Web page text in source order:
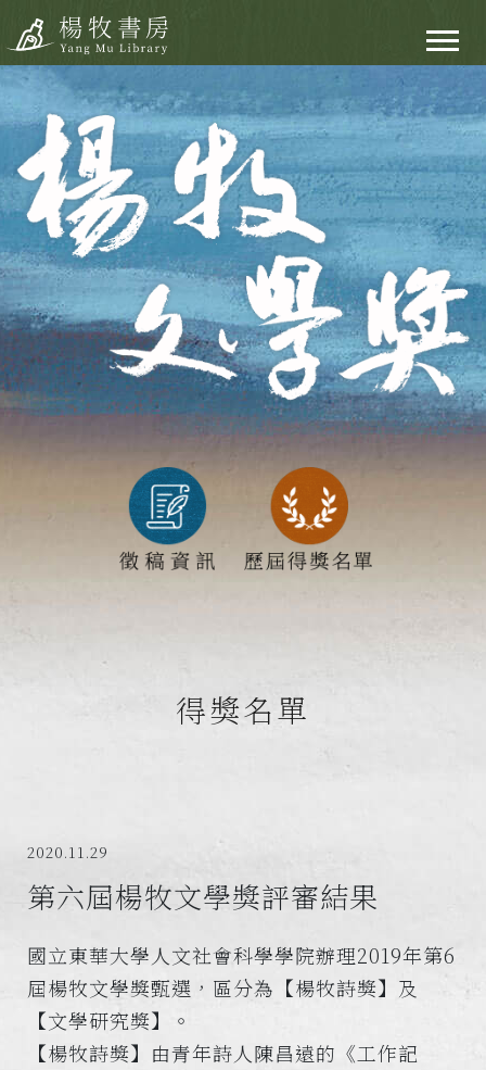
得獎名單
2020.11.29
第六屆楊牧文學獎評審結果
國立東華大學人文社會科學學院辦理2019年第6
屆楊牧文學獎甄選，區分為【楊牧詩獎】及
【文學研究獎】。
【楊牧詩獎】由青年詩人陳昌遠的《工作記